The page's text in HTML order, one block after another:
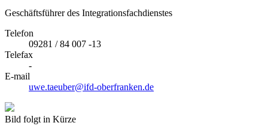
Geschäftsführer des Integrationsfachdienstes
Telefon
09281 / 84 007 -13
Telefax
-
E-mail
uwe.taeuber@ifd-oberfranken.de
Bild folgt in Kürze